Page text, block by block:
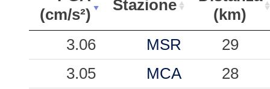
(cm/s²)
Stazione
(km)
PGA
(cm/s²)
Stazione
Distanza
(km)
3.06 MSR
29
3.05
MCA
28